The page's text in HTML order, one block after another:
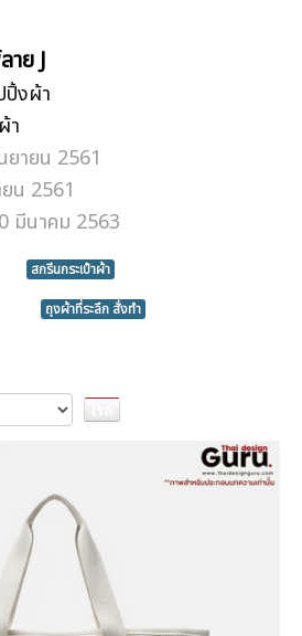
ย J
ปิ้งผ้า
า
ยายน 2561
น 2561
มีนาคม 2563
สกรีนกระเป๋าผ้า
ถุงผ้าที่ระลึก สั่งทำ